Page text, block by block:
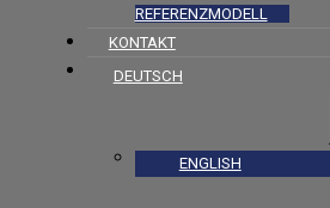
REFERENZMODELL
KONTAKT
DEUTSCH
ENGLISH